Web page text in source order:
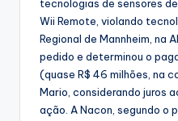
tecnologias de sensores
Wii Remote, violando
Regional de Mannheim, na
pedido e determinou o
(quase R$ 46 milhões, na
Mario, considerando juros
ação. A Nacon, segundo o